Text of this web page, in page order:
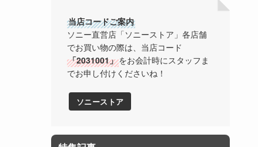
当店コードご案内
ソニー直営店「ソニーストア」各店舗
でお買い物の際は、当店コード
「2031001」をお会計時にスタッフま
でお申し付けくださいね！
ソニーストア